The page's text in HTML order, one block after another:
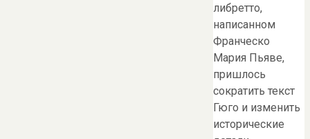
либретто,
написанном
Франческо
Мария Пьяве,
пришлось
сократить текст
Гюго и изменить
исторические